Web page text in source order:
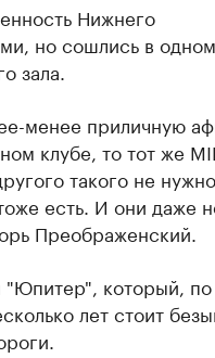
Нижнего
но сошлись в
зала.
менее приличную
клубе, то тот же
такого не нужно.
есть. И они даже
Преображенский.
"Юпитер", который, по
лет стоит